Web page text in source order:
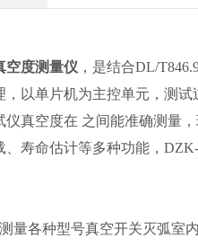
空度测量仪 ，是结合DL/
，以单片机为主控单元，测
仪真空度在 之间能准确测量
、寿命估计等多种功能，
量各种型号真空开关灭弧室